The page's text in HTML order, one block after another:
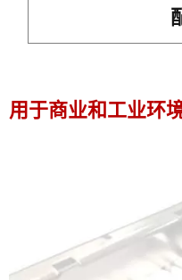
用于商业和工业环